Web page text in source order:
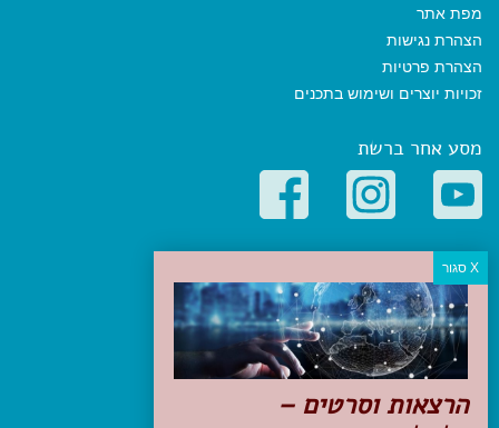
מפת אתר
הצהרת נגישות
הצהרת פרטיות
זכויות יוצרים ושימוש בתכנים
מסע אחר ברשת
קטגוריות פופולריות
יעדים
טיולים בישראל
מלונות בוטיק בישראל
טיפים והמלצות
הכנות לנסיעה
הרצאות וסרטים –